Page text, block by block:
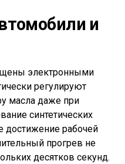
и
электронными
регулируют
масла даже при
синтетических
достижение рабочей
прогрев не
десятков секунд.